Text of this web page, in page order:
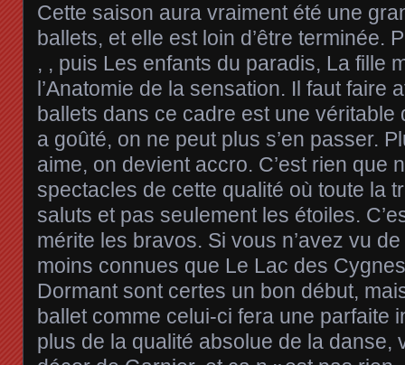
Cette saison aura vraiment été une
ballets, et elle est loin d’être terminée.
, , puis Les enfants du paradis, La fille
l’Anatomie de la sensation. Il faut faire
ballets dans ce cadre est une véritable
a goûté, on ne peut plus s’en passer.
aime, on devient accro. C’est rien que
spectacles de cette qualité où toute la
saluts et pas seulement les étoiles.
mérite les bravos. Si vous n’avez vu
moins connues que Le Lac des
Dormant sont certes un bon début,
ballet comme celui-ci fera une parfaite
plus de la qualité absolue de la danse,